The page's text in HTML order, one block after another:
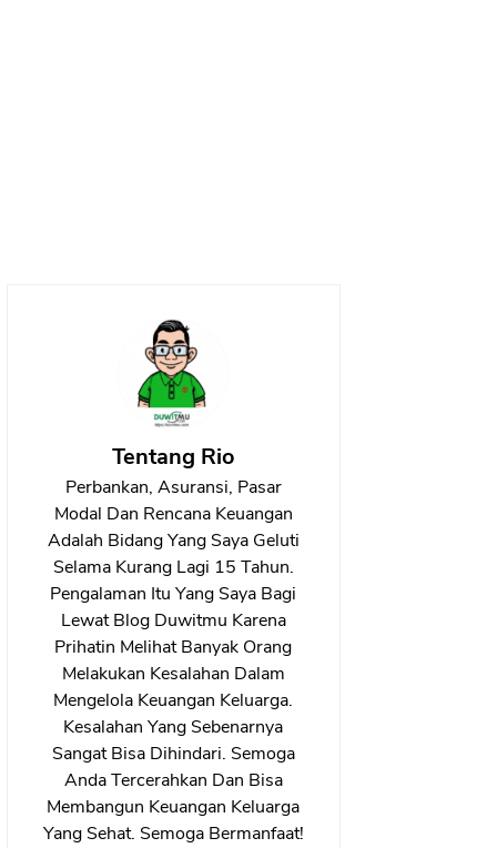
Tentang Rio
Perbankan, Asuransi, Pasar
Modal Dan Rencana Keuangan
Adalah Bidang Yang Saya Geluti
Selama Kurang Lagi 15 Tahun.
Pengalaman Itu Yang Saya Bagi
Lewat Blog Duwitmu Karena
Prihatin Melihat Banyak Orang
Melakukan Kesalahan Dalam
Mengelola Keuangan Keluarga.
Kesalahan Yang Sebenarnya
Sangat Bisa Dihindari. Semoga
Anda Tercerahkan Dan Bisa
Membangun Keuangan Keluarga
Yang Sehat. Semoga Bermanfaat!